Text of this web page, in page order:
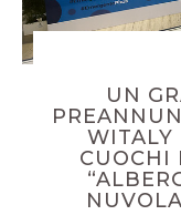
UN
WITALY
CUOCHI